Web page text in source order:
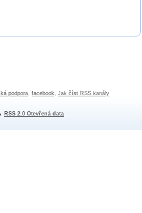
podpora, facebook, Jak číst RSS kanály
RSS 2.0 Otevřená data